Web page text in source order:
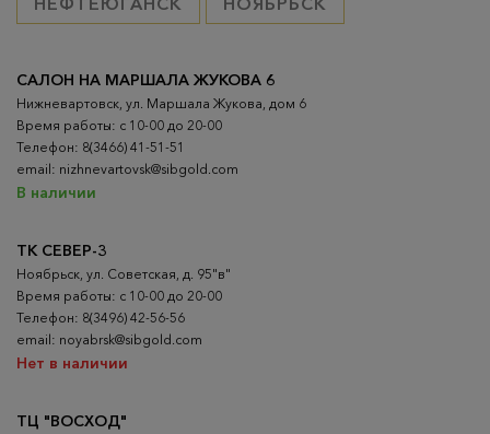
ТК СЕВЕР-3
Ноябрьск, ул. Советская, д. 95"в"
Время работы: с 10-00 до 20-00
Телефон: 8(3496) 42-56-56
email: noyabrsk@sibgold.com
Нет в наличии
ТЦ "ВОСХОД"
САЛОН НА МАРШАЛА ЖУКОВА 6
Нижневартовск, ул. Маршала Жукова, дом 6
Время работы: с 10-00 до 20-00
Телефон: 8(3466) 41-51-51
email: nizhnevartovsk@sibgold.com
В наличии